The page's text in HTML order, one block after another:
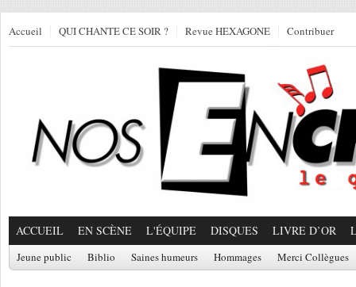
Accueil QUI CHANTE CE SOIR ? Revue HEXAGONE Contribuer
ACCUEIL EN SCÈNE L'ÉQUIPE DISQUES LIVRE D’OR
Jeune public Biblio Saines humeurs Hommages Merci Collègues